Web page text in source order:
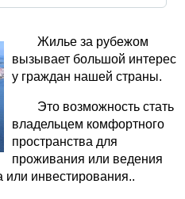
Жилье за рубежом
вызывает большой интерес
у граждан нашей страны.
Это возможность стать
владельцем комфортного
пространства для
проживания или ведения
или инвестирования..